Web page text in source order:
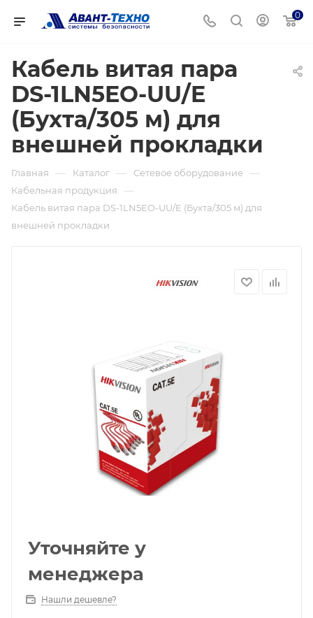
0
Кабель витая пара
DS-1LN5EO-UU/E
(Бухта/305 м) для
внешней прокладки
Главная — Каталог — Сетевое оборудование —
Кабельная продукция —
Кабель витая пара DS-1LN5EO-UU/E (Бухта/305 м) для
внешней прокладки
Уточняйте у
менеджера
Нашли дешевле?